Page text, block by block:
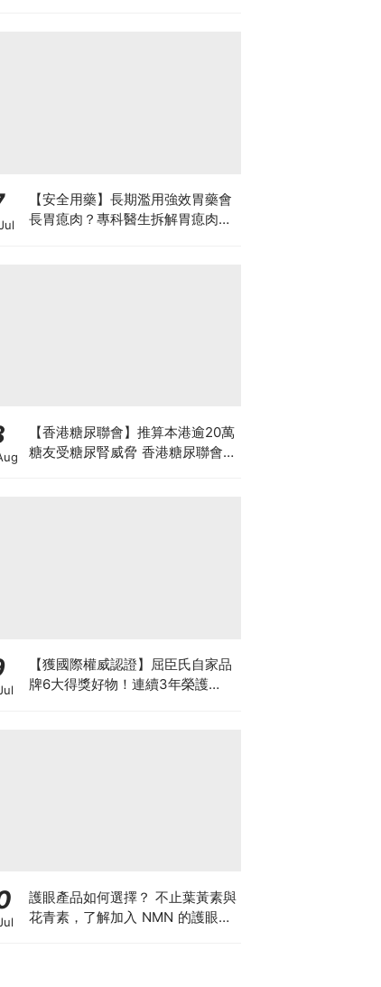
【安全用藥】長期濫用強效胃藥會
長胃瘜肉？專科醫生拆解胃瘜肉癌
【香港糖尿聯會】推算本港逾20萬
糖友受糖尿腎威脅 香港糖尿聯會
【獲國際權威認證】屈臣氏自家品
牌6大得獎好物！連續3年榮護
護眼產品如何選擇？ 不止葉黃素與
花青素，了解加入 NMN 的護眼方